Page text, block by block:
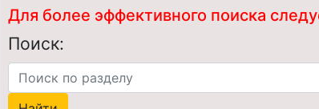
Для более эффективного поиска
Поиск: